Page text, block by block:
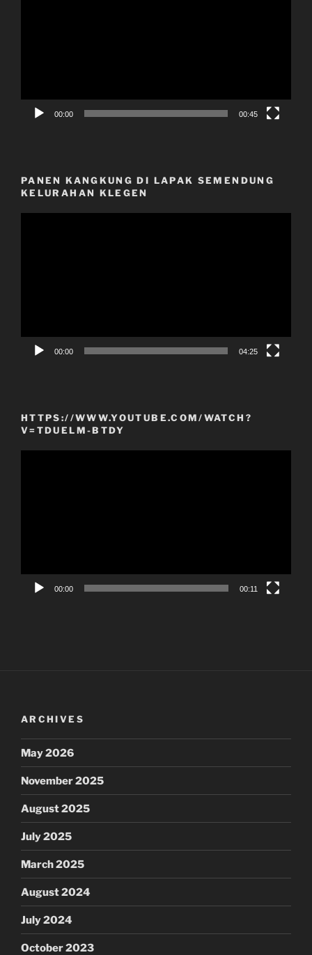
00:00 00:45
PANEN KANGKUNG DI LAPAK SEMENDUNG
KELURAHAN KLEGEN
00:00 04:25
HTTPS://WWW.YOUTUBE.COM/WATCH?
V=TDUELM-BTDY
00:00 00:11
ARCHIVES
May 2026
November 2025
August 2025
July 2025
March 2025
August 2024
July 2024
October 2023